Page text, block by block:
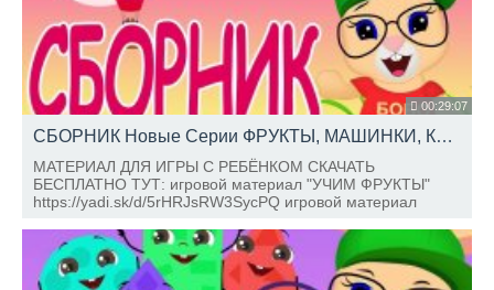
00:29:07
СБОРНИК Новые Серии ФРУКТЫ, МАШИНКИ, КОЛОБОК, УЧИМСЯ ГОВОРИТЬ, Школа Кролика БОБО
МАТЕРИАЛ ДЛЯ ИГРЫ С РЕБЁНКОМ СКАЧАТЬ
БЕСПЛАТНО ТУТ: игровой материал "УЧИМ ФРУКТЫ"
https://yadi.sk/d/5rHRJsRW3SycPQ игровой материал
https://yadi.sk/d/c7vptx0P3SsTF7 игровой материал
"КОЛОБОК" https://yadi.